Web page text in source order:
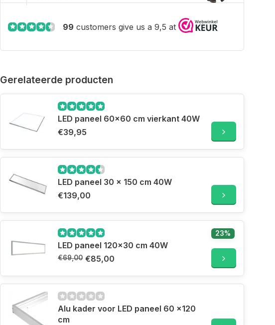
99 customers give us a 9,5 at
Gerelateerde producten
LED paneel 60x60 cm vierkant 40W
€39,95
LED paneel 30 x 150 cm 40W
€139,00
LED paneel 120x30 cm 40W
€69,00 €85,00
23%
Alu kader voor LED paneel 60 x120
cm